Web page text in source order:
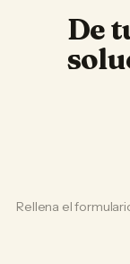
De
Rellena el